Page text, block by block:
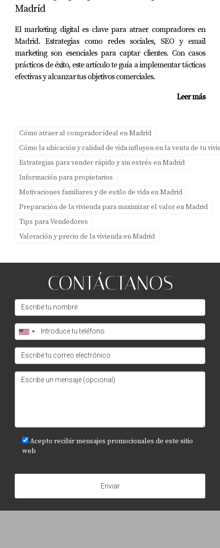
vivienda?
Asegúrate de tener todos los documentos legales listos,
incluyendo escrituras, certificados energéticos y
cualquier informe técnico relevante. Recuerda que cada
paso cuenta cuando se trata de preparar tu hogar para
Madrid
El marketing digital es clave para atraer compradores en
Madrid. Estrategias como redes sociales, SEO y email
marketing son esenciales para captar clientes. Con casos
prácticos de éxito, este artículo te guía a implementar tácticas
efectivas y alcanzar tus objetivos comerciales.
Leer más
Cómo atraer al comprador ideal en Madrid
Cómo la ubicación y calidad de vida influyen en la venta de tu
Estrategias para vender rápido y sin estrés en Madrid
Información para propietarios
Motivaciones familiares y de estilo de vida en Madrid
Preparación de la vivienda para maximizar el valor en Madrid
Tips para Vendedores
Valoración y precio de la vivienda en Madrid
CONTÁCTANOS
Acepto recibir mensajes promocionales de este sitio
web
Enviar